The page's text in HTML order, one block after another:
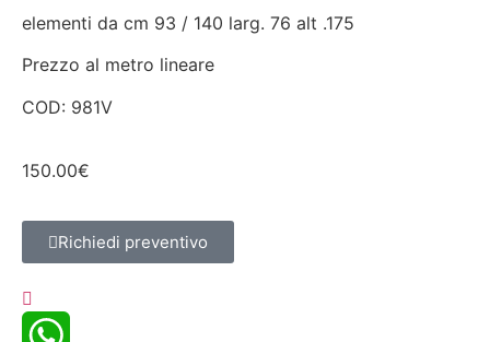
elementi da cm 93 / 140 larg. 76 alt .175
Prezzo al metro lineare
COD: 981V
150.00€
Richiedi preventivo